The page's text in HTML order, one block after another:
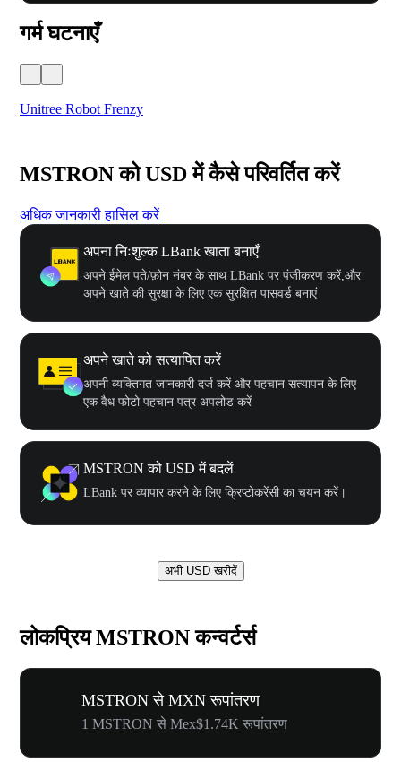
गर्म घटनाएँ
Unitree Robot Frenzy
MSTRON को USD में कैसे परिवर्तित करें
अधिक जानकारी हासिल करें
अपना निःशुल्क LBank खाता बनाएँ
अपने ईमेल पते/फ़ोन नंबर के साथ LBank पर पंजीकरण करें,और
अपने खाते की सुरक्षा के लिए एक सुरक्षित पासवर्ड बनाएं
अपने खाते को सत्यापित करें
अपनी व्यक्तिगत जानकारी दर्ज करें और पहचान सत्यापन के लिए
एक वैध फोटो पहचान पत्र अपलोड करें
MSTRON को USD में बदलें
LBank पर व्यापार करने के लिए क्रिप्टोकरेंसी का चयन करें।
अभी USD खरीदें
लोकप्रिय MSTRON कन्वर्टर्स
MSTRON से MXN रूपांतरण
1 MSTRON से Mex$1.74K रूपांतरण